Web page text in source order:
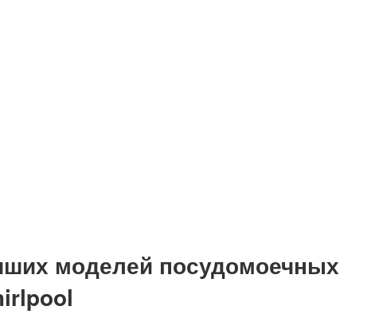
моделей посудомоечных